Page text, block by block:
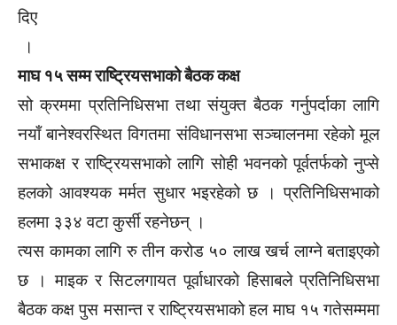
दिए
।
माघ १५ सम्म राष्ट्रियसभाको बैठक कक्ष
सो क्रममा प्रतिनिधिसभा तथा संयुक्त बैठक गर्नुपर्दाका लागि
नयाँ बानेश्वरस्थित विगतमा संविधानसभा सञ्चालनमा रहेको मूल
सभाकक्ष र राष्ट्रियसभाको लागि सोही भवनको पूर्वतर्फको नुप्से
हलको आवश्यक मर्मत सुधार भइरहेको छ । प्रतिनिधिसभाको
हलमा ३३४ वटा कुर्सी रहनेछन् ।
त्यस कामका लागि रु तीन करोड ५० लाख खर्च लाग्ने बताइएको
छ । माइक र सिटलगायत पूर्वाधारको हिसाबले प्रतिनिधिसभा
बैठक कक्ष पुस मसान्त र राष्ट्रियसभाको हल माघ १५ गतेसम्ममा